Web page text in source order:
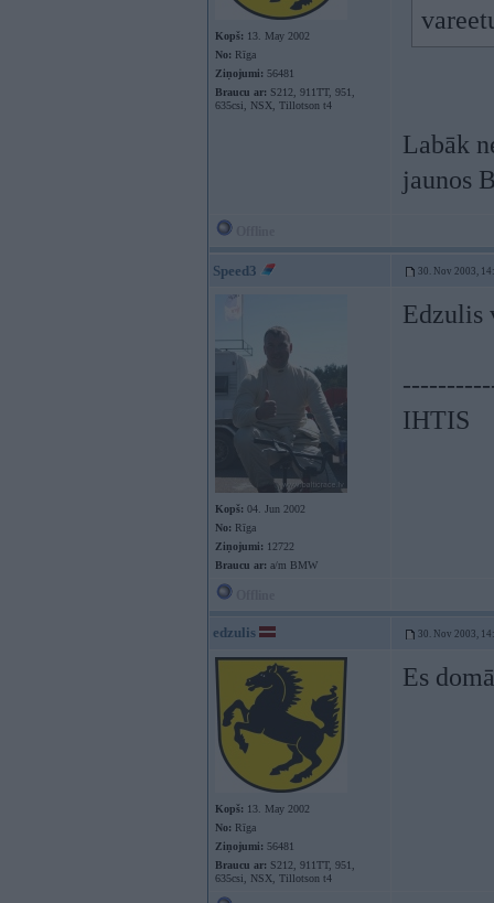
Kopš: 13. May 2002
No: Rīga
Ziņojumi: 56481
Braucu ar: S212, 911TT, 951,
635csi, NSX, Tillotson t4
Labāk
jaunos
Speed3 30. Nov 2003,
Kopš: 04. Jun 2002
No: Rīga
Ziņojumi: 12722
Braucu ar: a/m BMW
Edzulis
IHTIS
edzulis 30. Nov 2003,
Kopš: 13. May 2002
No: Rīga
Ziņojumi: 56481
Braucu ar: S212, 911TT, 951,
635csi, NSX, Tillotson t4
Es